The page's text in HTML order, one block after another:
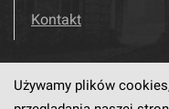
Kontakt
Odwiedź nas!
Używamy plików